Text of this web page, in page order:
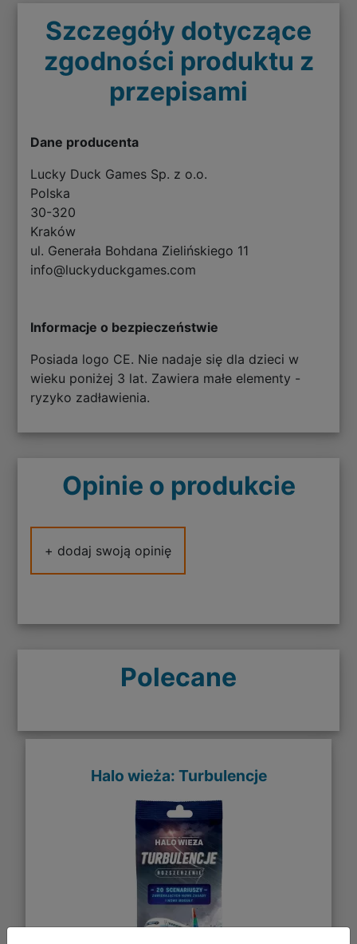
Szczegóły dotyczące
zgodności produktu z
przepisami
Dane producenta
Lucky Duck Games Sp. z o.o.
Polska
30-320
Kraków
ul. Generała Bohdana Zielińskiego 11
info@luckyduckgames.com
Informacje o bezpieczeństwie
Posiada logo CE. Nie nadaje się dla dzieci w
wieku poniżej 3 lat. Zawiera małe elementy -
ryzyko zadławienia.
Opinie o produkcie
+ dodaj swoją opinię
Polecane
Halo wieża: Turbulencje